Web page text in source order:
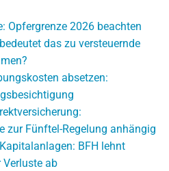
Opfergrenze 2026 beachten
das zu versteuernde
absetzen:
zur Fünftel-Regelung anhängig
BFH lehnt
Verluste ab